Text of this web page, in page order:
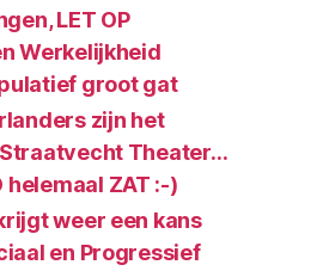
LET OP
Werkelijkheid
groot gat
zijn het
Theater…
helemaal ZAT :-)
weer een kans
en Progressief